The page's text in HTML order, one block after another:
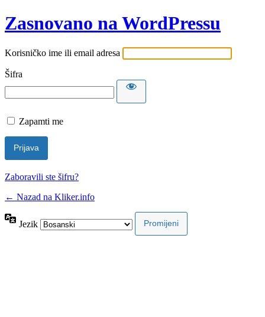
Zasnovano na WordPressu
Korisničko ime ili email adresa
Šifra
Zapamti me
Zaboravili ste šifru?
← Nazad na Kliker.info
Jezik